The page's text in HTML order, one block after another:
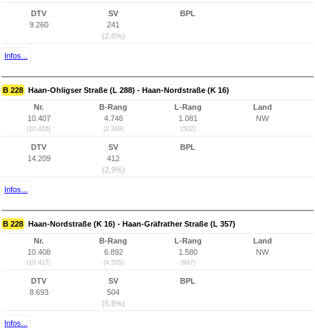
DTV
9.260
SV
241
(2,6%)
BPL
Infos...
B 228 Haan-Ohligser Straße (L 288) - Haan-Nordstraße (K 16)
Nr.
10.407
(10.416)
B-Rang
4.746
(2.389)
L-Rang
1.081
(502)
Land
NW
DTV
14.209
SV
412
(2,9%)
BPL
Infos...
B 228 Haan-Nordstraße (K 16) - Haan-Gräfrather Straße (L 357)
Nr.
10.408
(10.417)
B-Rang
6.892
(4.505)
L-Rang
1.580
(997)
Land
NW
DTV
8.693
SV
504
(5,8%)
BPL
Infos...